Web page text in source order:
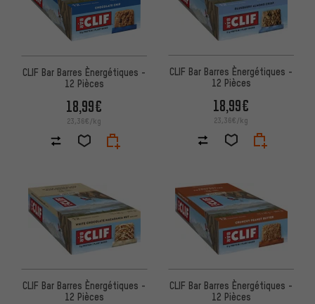
CLIF Bar Barres Ènergétiques -
12 Pièces
18,99€
23,36€/kg
CLIF Bar Barres Ènergétiques -
12 Pièces
18,99€
23,36€/kg
CLIF Bar Barres Ènergétiques -
12 Pièces
CLIF Bar Barres Ènergétiques -
12 Pièces